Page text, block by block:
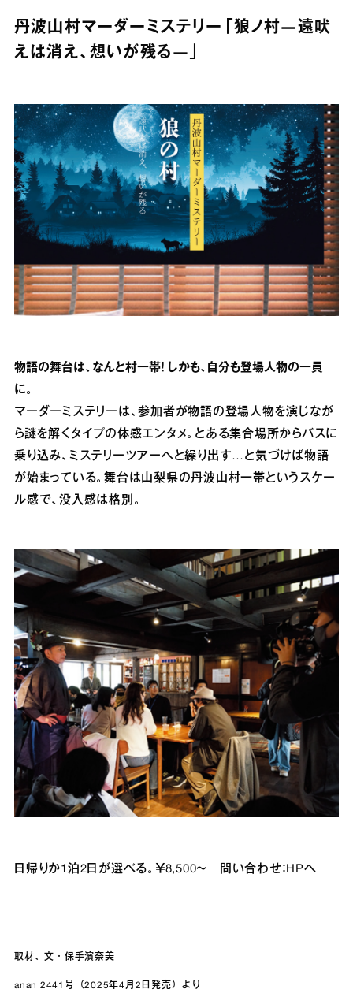
丹波山村マーダーミステリー「狼ノ村―遠吠
えは消え、想いが残る―」
物語の舞台は、なんと村一帯！ しかも、自分も登場人物の一員
に。
マーダーミステリーは、参加者が物語の登場人物を演じなが
ら謎を解くタイプの体感エンタメ。とある集合場所からバスに
乗り込み、ミステリーツアーへと繰り出す…と気づけば物語
が始まっている。舞台は山梨県の丹波山村一帯というスケー
ル感で、没入感は格別。
日帰りか1泊2日が選べる。￥8,500～ 問い合わせ：HPへ
取材、文・保手濱奈美
anan 2441号（2025年4月2日発売）より